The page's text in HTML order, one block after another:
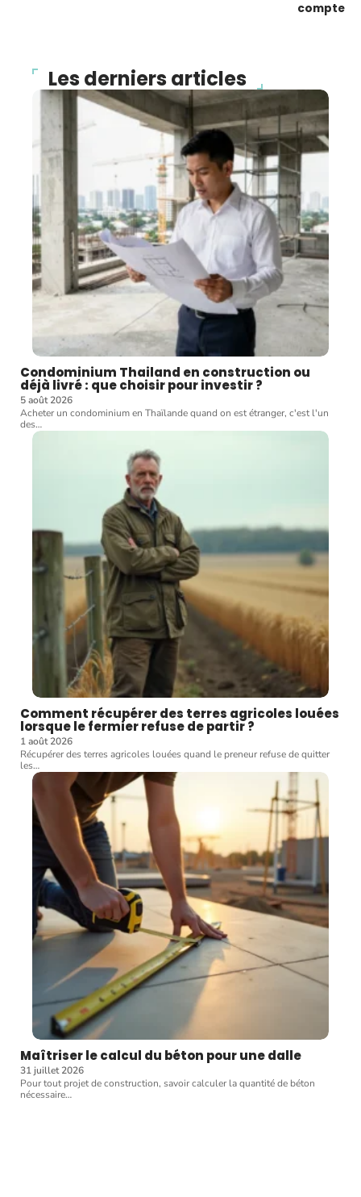
compte
Les derniers articles
Condominium Thailand en construction ou
déjà livré : que choisir pour investir ?
5 août 2026
Acheter un condominium en Thaïlande quand on est étranger, c'est l'un
des…
Comment récupérer des terres agricoles louées
lorsque le fermier refuse de partir ?
1 août 2026
Récupérer des terres agricoles louées quand le preneur refuse de quitter
les…
Maîtriser le calcul du béton pour une dalle
31 juillet 2026
Pour tout projet de construction, savoir calculer la quantité de béton
nécessaire…